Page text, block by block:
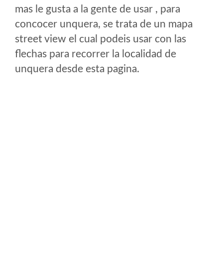
mas le gusta a la gente de usar , para
concocer unquera, se trata de un mapa
street view el cual podeis usar con las
flechas para recorrer la localidad de
unquera desde esta pagina.